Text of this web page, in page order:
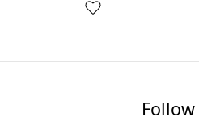
Follow